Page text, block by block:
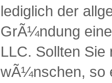
lediglich der
GrÃ¼ndung
LLC. Sollten
wÃ¼nschen, so